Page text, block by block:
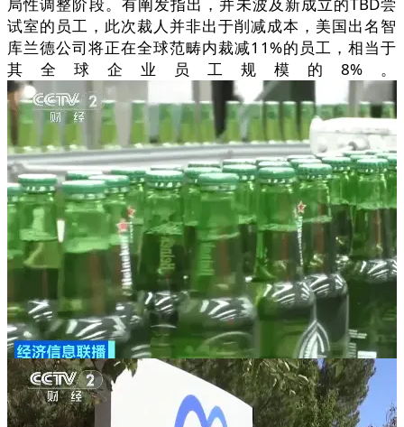
试室的员工，此次裁人并非出于削减成本，美国出名智
库兰德公司将正在全球范畴内裁减11%的员工，相当于
其全球企业员工规模的8%。